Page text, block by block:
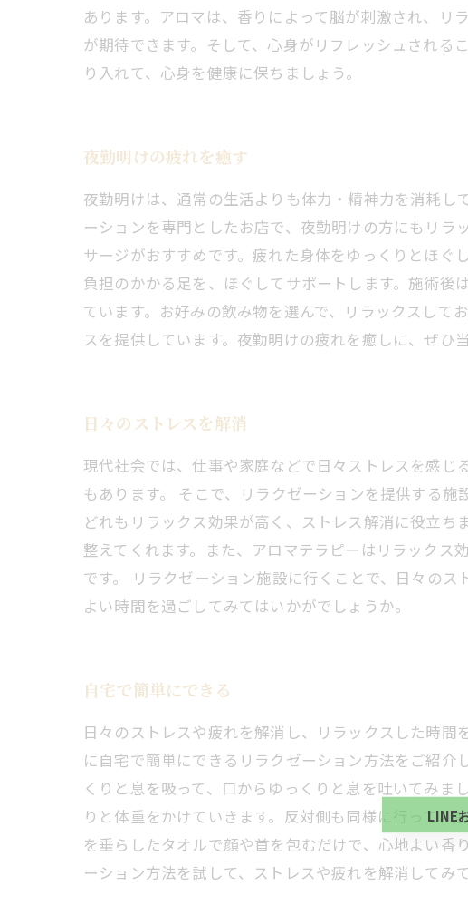
あります。アロマは、香りによって脳が刺激され、
が期待できます。そして、心身がリフレッシュされ
り入れて、心身を健康に保ちましょう。
夜勤明けの疲れを癒す
夜勤明けは、通常の生活よりも体力・精神力を消耗
ーションを専門としたお店で、夜勤明けの方にもリ
サージがおすすめです。疲れた身体をゆっくりとほぐ
負担のかかる足を、ほぐしてサポートします。施術
ています。お好みの飲み物を選んで、リラックスし
スを提供しています。夜勤明けの疲れを癒しに、ぜひ
日々のストレスを解消
現代社会では、仕事や家庭などで日々ストレスを感
もあります。 そこで、リラクゼーションを提供する
どれもリラックス効果が高く、ストレス解消に役立
整えてくれます。また、アロマテラピーはリラック
です。 リラクゼーション施設に行くことで、日々の
よい時間を過ごしてみてはいかがでしょうか。
自宅で簡単にできる
日々のストレスや疲れを解消し、リラックスした時
に自宅で簡単にできるリラクゼーション方法をご紹介
くりと息を吸って、口からゆっくりと息を吐いてみま
りと体重をかけていきます。反対側も同様に行って
を垂らしたタオルで顔や首を包むだけで、心地よい
ーション方法を試して、ストレスや疲れを解消してみ
当サロ
初回
方、
当サロ
初回
方、不
LINE